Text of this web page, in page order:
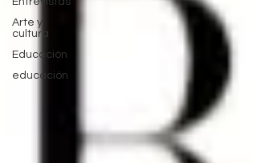
Arte y
cultura
Educación
educación